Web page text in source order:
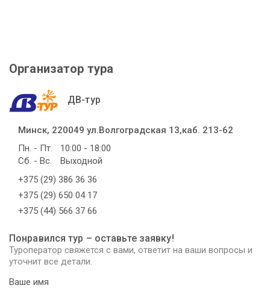
Организатор тура
ДВ-тур
Минск, 220049 ул.Волгоградская 13,каб. 213-62
Пн. - Пт.
10:00 - 18:00
Сб. - Вс.
Выходной
+375 (29) 386 36 36
+375 (29) 650 04 17
+375 (44) 566 37 66
Понравился тур – оставьте заявку!
Туроператор свяжется с вами, ответит на ваши вопросы и
уточнит все детали.
Ваше имя